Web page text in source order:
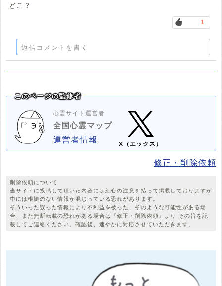
どこ？
1
返信コメントを書く
このページの監修者
心霊サイト運営者
全国心霊マップ
運営者情報
X（エックス）
修正・削除依頼
削除依頼について
当サイトに投稿して頂いた内容には細心の注意を払って掲載しておりますが
中には根拠のない情報が混じっている恐れがあります。
そういった誤った情報により不利益を被った、そのような可能性がある場
合、また無断転載の恐れがある場合は『修正・削除依頼』より その旨を記
載してご連絡ください。確認後、速やかに対応させていただきます。